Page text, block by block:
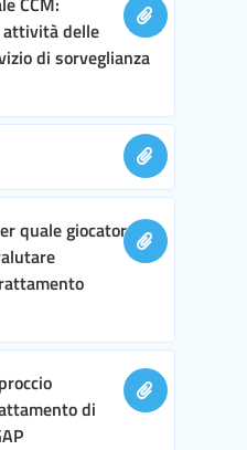
attività delle
di sorveglianza
quale giocatore
di